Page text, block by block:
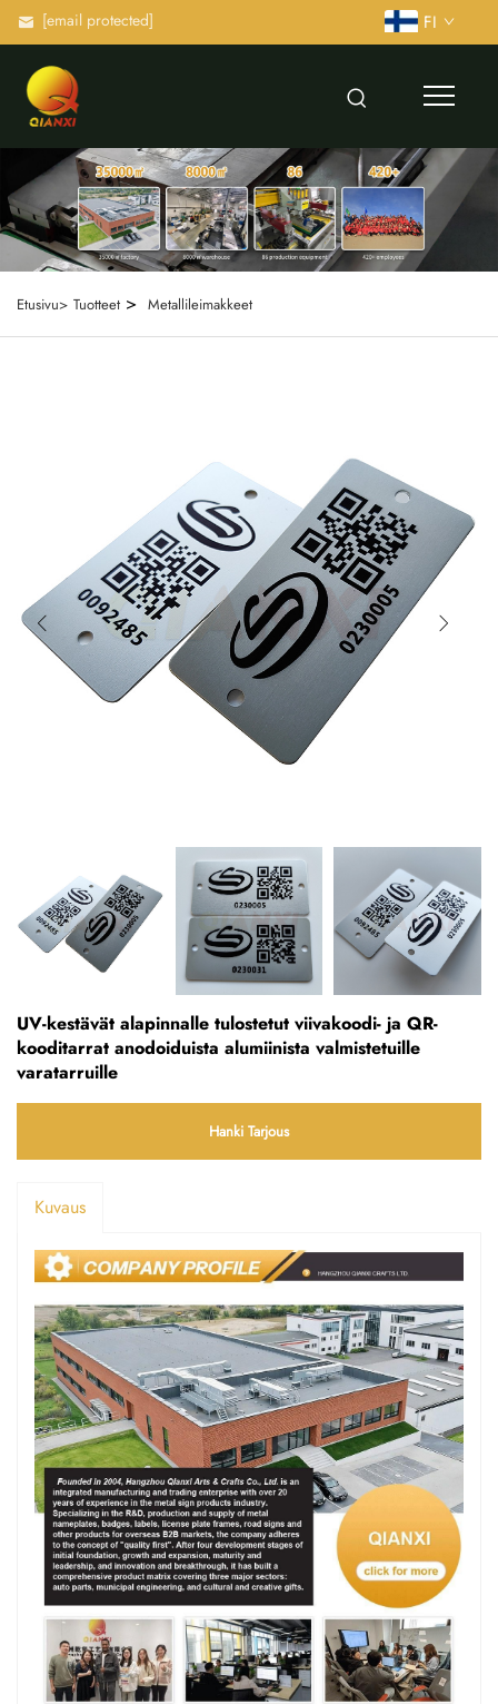
[email protected] FI
Etusivu> Tuotteet > Metallileimakkeet
UV-kestävät alapinnalle tulostetut viivakoodi- ja QR-
kooditarrat anodoiduista alumiinista valmistetuille
varatarruille
Hanki Tarjous
Kuvaus